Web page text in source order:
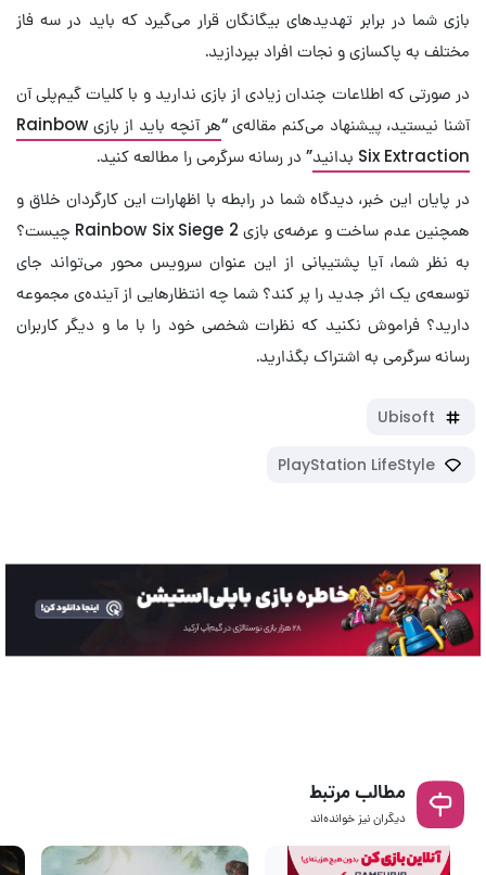
بازی شما در برابر تهدیدهای بیگانگان قرار می‌گیرد که باید در سه فاز
مختلف به پاکسازی و نجات افراد بپردازید.
در صورتی که اطلاعات چندان زیادی از بازی ندارید و با کلیات گیم‌پلی آن
آشنا نیستید، پیشنهاد می‌کنم مقاله‌ی “
هر آنچه باید از بازی Rainbow
Six Extraction بدانید
” در رسانه سرگرمی را مطالعه کنید.
در پایان این خبر، دیدگاه شما در رابطه با اظهارات این کارگردان خلاق و
همچنین عدم ساخت و عرضه‌ی بازی Rainbow Six Siege 2 چیست؟
به نظر شما، آیا پشتیبانی از این عنوان سرویس محور می‌تواند جای
توسعه‌ی یک اثر جدید را پر کند؟ شما چه انتظارهایی از آینده‌ی مجموعه
دارید؟ فراموش نکنید که نظرات شخصی خود را با ما و دیگر کاربران
رسانه سرگرمی به اشتراک بگذارید.
Ubisoft
PlayStation LifeStyle
مطالب مرتبط
دیگران نیز خوانده‌اند